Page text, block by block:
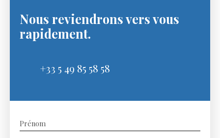
Nous reviendrons vers vous
rapidement.
+33 5 49 85 58 58
Prénom